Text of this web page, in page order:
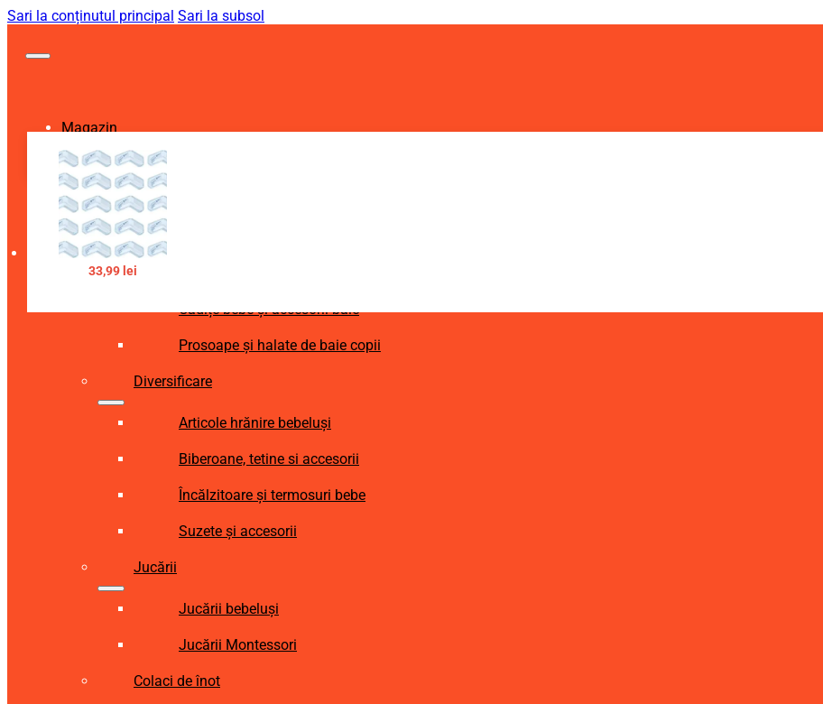
Sari la conținutul principal Sari la subsol
Magazin
Igienă și Sănătate
Cădițe bebe și accesorii baie
Prosoape și halate de baie copii
Diversificare
Articole hrănire bebeluși
Biberoane, tetine si accesorii
Încălzitoare și termosuri bebe
Suzete și accesorii
Jucării
Jucării bebeluși
Jucării Montessori
Colaci de înot
33,99 lei